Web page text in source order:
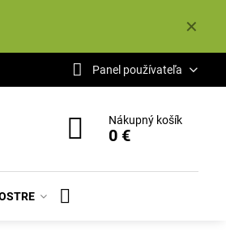
✕
Panel používateľa
Nákupný košík
0 €